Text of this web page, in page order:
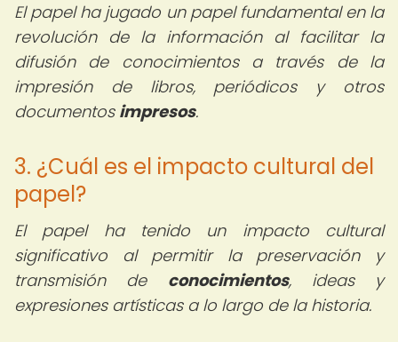
El papel ha jugado un papel fundamental en la
revolución de la información al facilitar la
difusión de conocimientos a través de la
impresión de libros, periódicos y otros
documentos impresos.
3. ¿Cuál es el impacto cultural del
papel?
El papel ha tenido un impacto cultural
significativo al permitir la preservación y
transmisión de conocimientos, ideas y
expresiones artísticas a lo largo de la historia.